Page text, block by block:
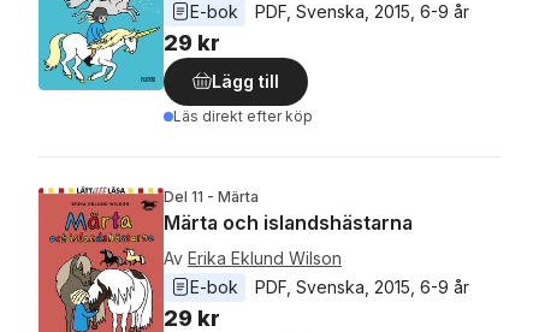
E-bok
PDF Svenska 2015 6-9 år
29 kr
Lägg till
Läs direkt efter köp
Del 11 - Märta
Märta och islandshästarna
Av Erika Eklund Wilson
E-bok
PDF Svenska 2015 6-9 år
29 kr